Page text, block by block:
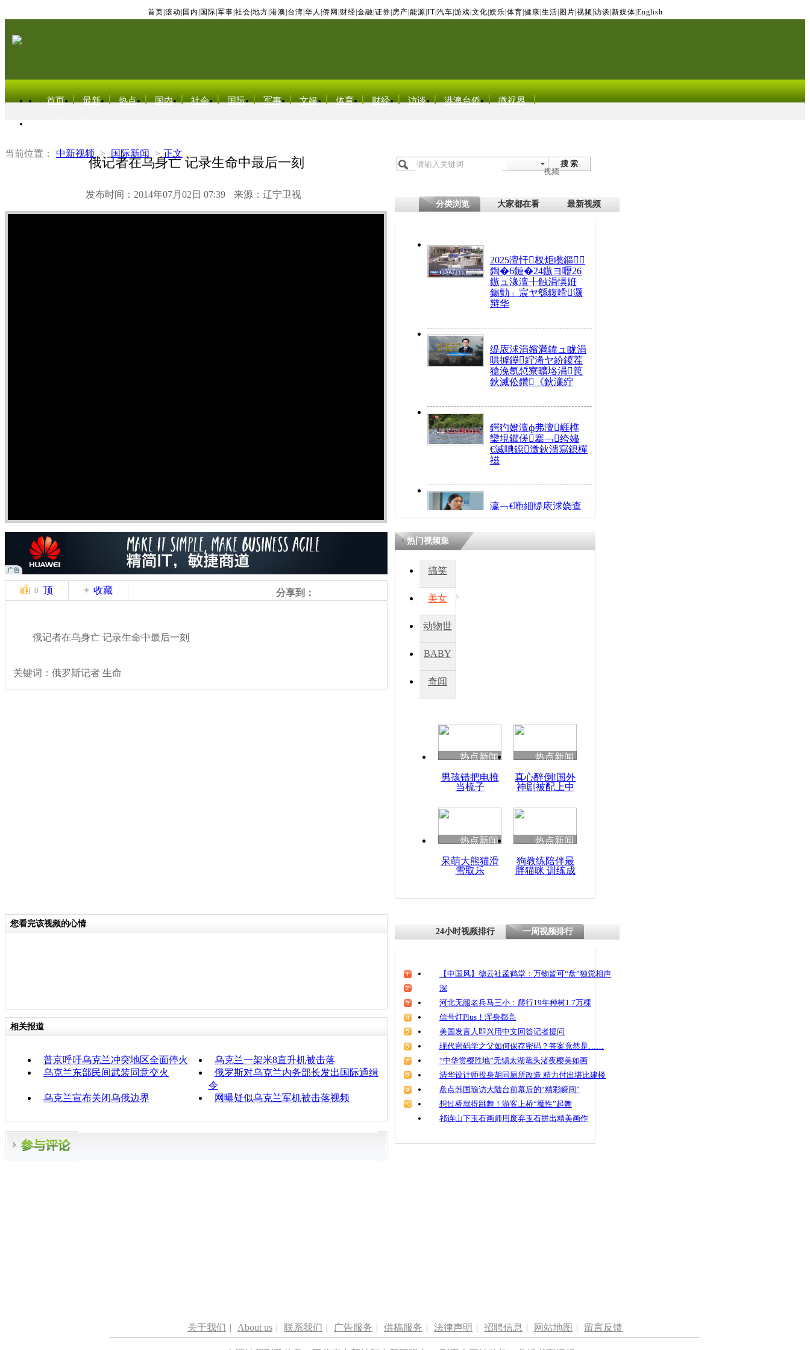
首页 滚动 国内 国际 军事 社会 地方 港澳 台湾 华人 侨网 财经 金融 证券 房产 能源 IT| 汽车 游戏 文化 娱乐 体育 健康 生活 图片 视频 访谈 新媒体 English
首页 最新 热点 国内 社会 国际 军事 文娱 体育 财经 访谈 港澳台侨 微视界
当前位置： 中新视频 > 国际新闻 > 正文
俄记者在乌身亡 记录生命中最后一刻
发布时间：2014年07月02日 07:39 来源：辽宁卫视
搜 索
视频
分类浏览 大家都在看 最新视频
2025澶忓杈炬矁鏂
鍧�6鏈�24鏃ヨ嚦26
鏃ュ湪澶╂触涓惧姙
鍚勯」宸ヤ綔鍑嗗灏
辩华
缇庡浗涓嬪満鍏ュ眬涓
哄摢鑸紵浠ヤ紛鍐茬
獊浼氬惁寮曠垎涓笢
鈥滅伀鑽《鈥濓紵
鍔犳嬁澶ф弗澶崕榫
欒垷鑺傞搴﹁绔嬧
€滅唺鐚澂鈥濇寫鎴樿
禌
瀛﹁€咃細缇庡浗娆查
€间笢鍗椾簹涓庝腑鍥
熷悎浣� 涓ㄥ浗闄呰
0 顶 收藏 分享到：
俄记者在乌身亡 记录生命中最后一刻
关键词：俄罗斯记者 生命
热门视频集
搞笑
美女
动物世
BABY
秀
奇闻
热点新闻
男孩错把电推
当梳子
热点新闻
真心醉倒!国外
神剧被配上中
热点新闻
呆萌大熊猫滑
雪取乐
热点新闻
狗教练陪伴最
胖猫咪 训练成
您看完该视频的心情
相关报道
普京呼吁乌克兰冲突地区全面停火
乌克兰一架米8直升机被击落
乌克兰东部民间武装同意交火
俄罗斯对乌克兰内务部长发出国际通缉
令
乌克兰宣布关闭乌俄边界
网曝疑似乌克兰军机被击落视频
24小时视频排行 一周视频排行
【中国风】德云社孟鹤堂：万物皆可“盘”独觉相声
深
河北无腿老兵马三小：爬行19年种树1.7万棵
信号灯Plus！浑身都亮
美国发言人即兴用中文回答记者提问
现代密码学之父如何保存密码？答案竟然是……
“中华赏樱胜地”无锡太湖鼋头渚夜樱美如画
清华设计师投身胡同厕所改造 精力付出堪比建楼
盘点韩国瑜访大陆台前幕后的“精彩瞬间”
想过桥就得跳舞！游客上桥“魔性”起舞
祁连山下玉石画师用废弃玉石拼出精美画作
关于我们 | About us | 联系我们 | 广告服务 | 供稿服务 | 法律声明 | 招聘信息 | 网站地图 | 留言反馈